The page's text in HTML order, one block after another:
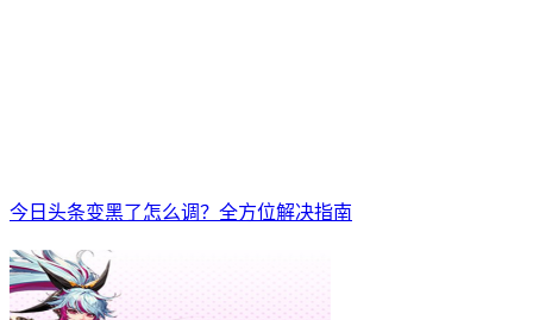
今日头条变黑了怎么调？全方位解决指南